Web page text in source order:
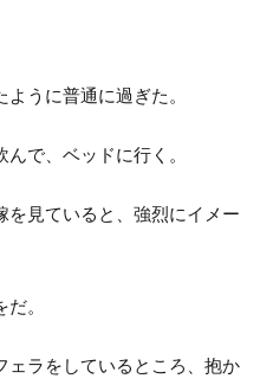
うに普通に過ぎた。
で、ベッドに行く。
を見ていると、強烈にイメー
。
ェラをしているところ、抱か